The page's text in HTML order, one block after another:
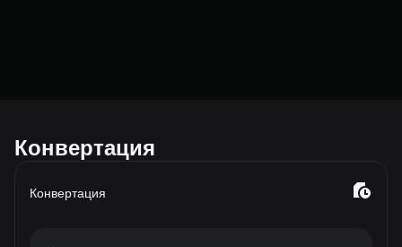
Конвертация
Конвертация